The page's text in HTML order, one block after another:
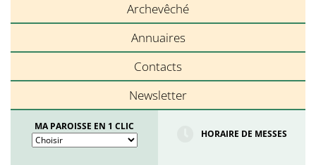
Archevêché
Annuaires
Contacts
Newsletter
MA PAROISSE EN 1 CLIC
HORAIRE DE MESSES